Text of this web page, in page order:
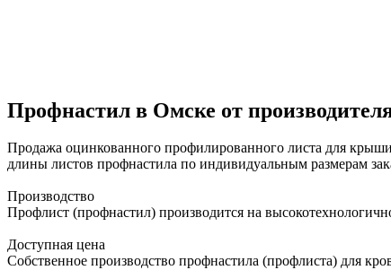
Профнастил в Омске от
Продажа оцинкованного профилированного листа для
длины листов профнастила по индивидуальным размерам
Производство
Профлист (профнастил) производится на
Доступная цена
Собственное производство профнастила (профлиста) для